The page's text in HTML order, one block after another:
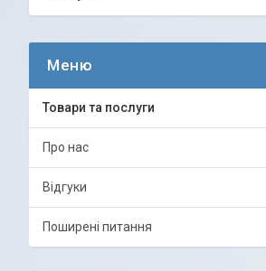
Товари та послуги
Про нас
Відгуки
Поширені питання